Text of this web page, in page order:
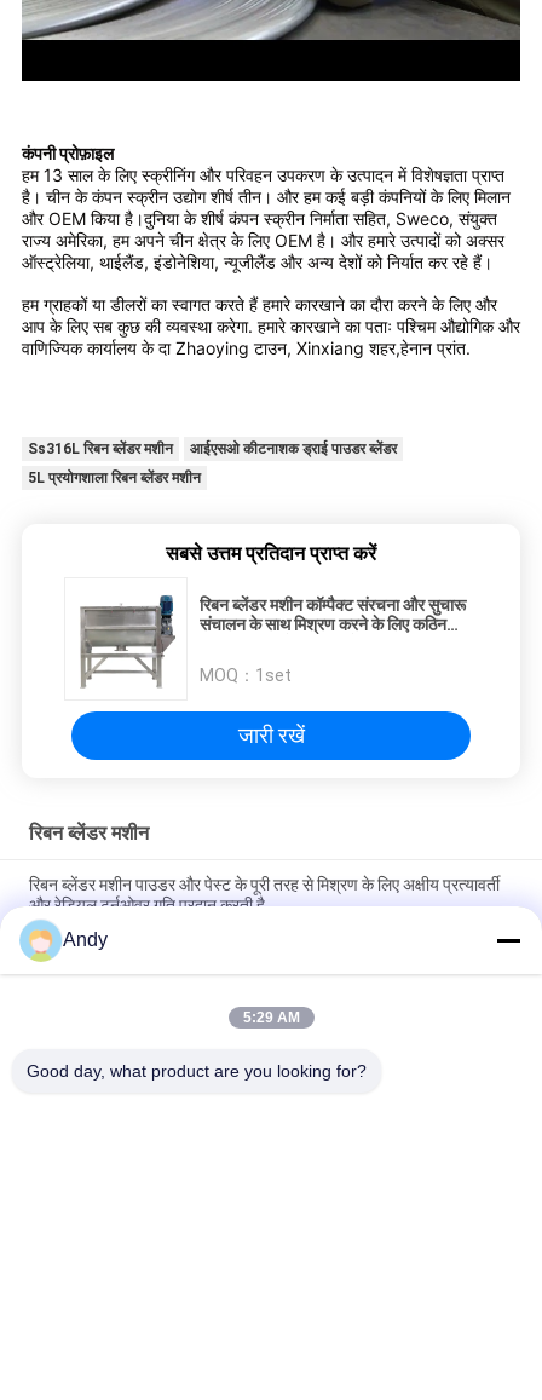
कंपनी प्रोफ़ाइल
हम 13 साल के लिए स्क्रीनिंग और परिवहन उपकरण के उत्पादन में विशेषज्ञता प्राप्त
है। चीन के कंपन स्क्रीन उद्योग शीर्ष तीन। और हम कई बड़ी कंपनियों के लिए मिलान
और OEM किया है।दुनिया के शीर्ष कंपन स्क्रीन निर्माता सहित, Sweco, संयुक्त
राज्य अमेरिका, हम अपने चीन क्षेत्र के लिए OEM है। और हमारे उत्पादों को अक्सर
ऑस्ट्रेलिया, थाईलैंड, इंडोनेशिया, न्यूजीलैंड और अन्य देशों को निर्यात कर रहे हैं।
हम ग्राहकों या डीलरों का स्वागत करते हैं हमारे कारखाने का दौरा करने के लिए और
आप के लिए सब कुछ की व्यवस्था करेगा. हमारे कारखाने का पताः पश्चिम औद्योगिक और
वाणिज्यिक कार्यालय के दा Zhaoying टाउन, Xinxiang शहर,हेनान प्रांत.
Ss316L रिबन ब्लेंडर मशीन
आईएसओ कीटनाशक ड्राई पाउडर ब्लेंडर
5L प्रयोगशाला रिबन ब्लेंडर मशीन
सबसे उत्तम प्रतिदान प्राप्त करें
रिबन ब्लेंडर मशीन कॉम्पैक्ट संरचना और सुचारू
संचालन के साथ मिश्रण करने के लिए कठिन
MOQ： 1set
जारी रखें
रिबन ब्लेंडर मशीन
रिबन ब्लेंडर मशीन पाउडर और पेस्ट के पूरी तरह से मिश्रण के लिए अक्षीय प्रत्यावर्ती
और रेडियल टर्नओवर गति प्रदान करती है
अनुकूलन योग्य मात्रा औद्योगिक मिश्रण के लिए पीएलसी नियंत्रण प्रणाली के साथ
स्टेनलेस स्टील रिबन ब्लेंडर मशीन
रिबन ब्लेंडर मशीन कॉम्पैक्ट संरचना और सुचारू संचालन के साथ मिश्रण करने के लिए
Andy
5:29 AM
Good day, what product are you looking for?